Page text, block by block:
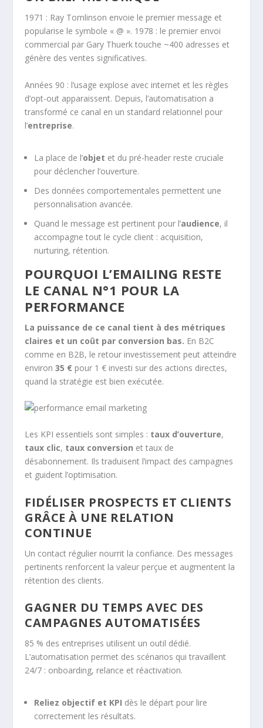
1971 : Ray Tomlinson envoie le premier message et
popularise le symbole « @ ». 1978 : le premier envoi
commercial par Gary Thuerk touche ~400 adresses et
génère des ventes significatives.
Années 90 : l’usage explose avec internet et les règles
d’opt-out apparaissent. Depuis, l’automatisation a
transformé ce canal en un standard relationnel pour
l’entreprise.
La place de l’objet et du pré-header reste cruciale
pour déclencher l’ouverture.
Des données comportementales permettent une
personnalisation avancée.
Quand le message est pertinent pour l’audience, il
accompagne tout le cycle client : acquisition,
nurturing, rétention.
POURQUOI L’EMAILING RESTE
LE CANAL N°1 POUR LA
PERFORMANCE
La puissance de ce canal tient à des métriques
claires et un coût par conversion bas. En B2C
comme en B2B, le retour investissement peut atteindre
environ35 € pour 1 € investi sur des actions directes,
quand la stratégie est bien exécutée.
Les KPI essentiels sont simples : taux d’ouverture,
taux clic, taux conversion et taux de
désabonnement. Ils traduisent l’impact des campagnes
et guident l’optimisation.
FIDÉLISER PROSPECTS ET CLIENTS
GRÂCE À UNE RELATION
CONTINUE
Un contact régulier nourrit la confiance. Des messages
pertinents renforcent la valeur perçue et augmentent la
rétention des clients.
GAGNER DU TEMPS AVEC DES
CAMPAGNES AUTOMATISÉES
85 % des entreprises utilisent un outil dédié.
L’automatisation permet des scénarios qui travaillent
24/7 : onboarding, relance et réactivation.
Reliez objectif et KPI dès le départ pour lire
correctement les résultats.